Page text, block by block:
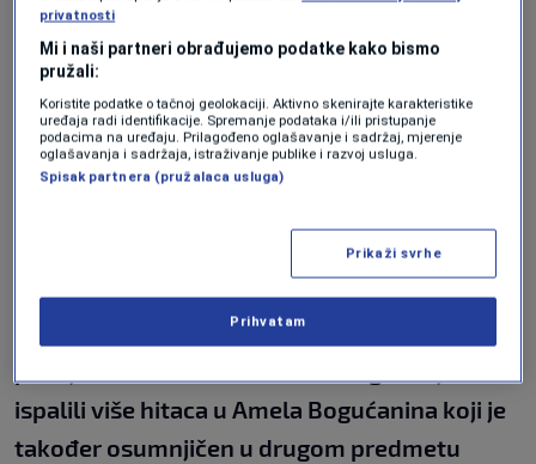
Istovremeno za njegovim ocem Blaškom
Furtulom raspisana je potjernica.
"Istom sudu tužiteljica je predložila
određivanje jednomjesečnog pritvora i
raspisivanje potjernice osumnjičenom Blašku
saizvršilaštvu i izazivanje opće opasnosti.
Njemu je pritvor predložen i zbog opasnosti
od bjekstva. Sumnjiči se da su učestvovali u
ispalili više hitaca u Amela Bogućanina koji je
također osumnjičen u drugom predmetu
privatnosti
Mi i naši partneri obrađujemo podatke kako bismo
pružali:
Koristite podatke o tačnoj geolokaciji. Aktivno skenirajte karakteristike
uređaja radi identifikacije. Spremanje podataka i/ili pristupanje
podacima na uređaju. Prilagođeno oglašavanje i sadržaj, mjerenje
oglašavanja i sadržaja, istraživanje publike i razvoj usluga.
Spisak partnera (pružalaca usluga)
Prikaži svrhe
Prihvatam